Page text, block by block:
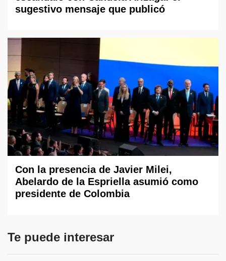
sugestivo mensaje que publicó
Con la presencia de Javier Milei,
Abelardo de la Espriella asumió como
presidente de Colombia
Te puede interesar